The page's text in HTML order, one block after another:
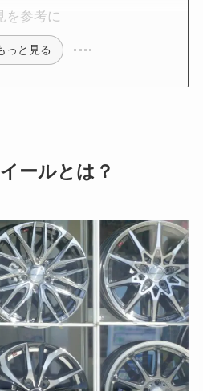
を参考に
っと見る
ールとは？